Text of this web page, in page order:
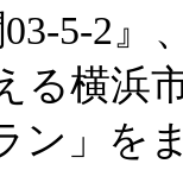
5-2』
る横浜
ン」